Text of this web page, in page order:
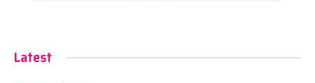
Latest